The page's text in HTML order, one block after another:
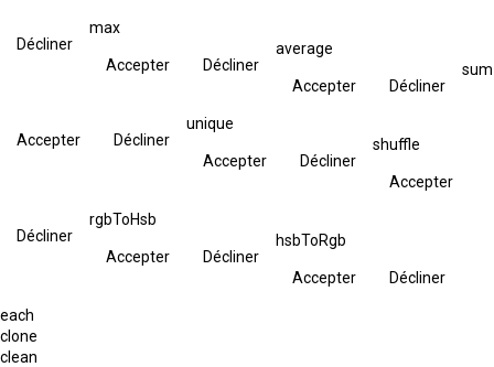
Décliner
max
Accepter Décliner
average
Accepter Décliner
sum
Accepter Décliner
unique
Accepter Décliner
shuffle
Accepter
Décliner
rgbToHsb
Accepter Décliner
hsbToRgb
Accepter Décliner
each
clone
clean